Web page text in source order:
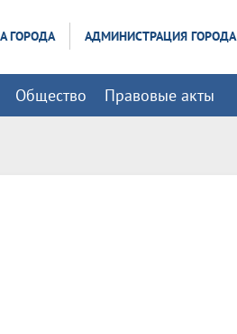
ГОРОДА АДМИНИСТРАЦИЯ ГОРОДА
Общество Правовые акты